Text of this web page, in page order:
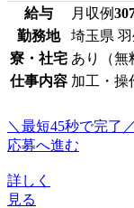
給与 月収例
勤務地
埼玉県
寮・社宅 あり（無
仕事内容 加工・操
＼最短45秒で完了／
応募へ進む
詳しく
見る